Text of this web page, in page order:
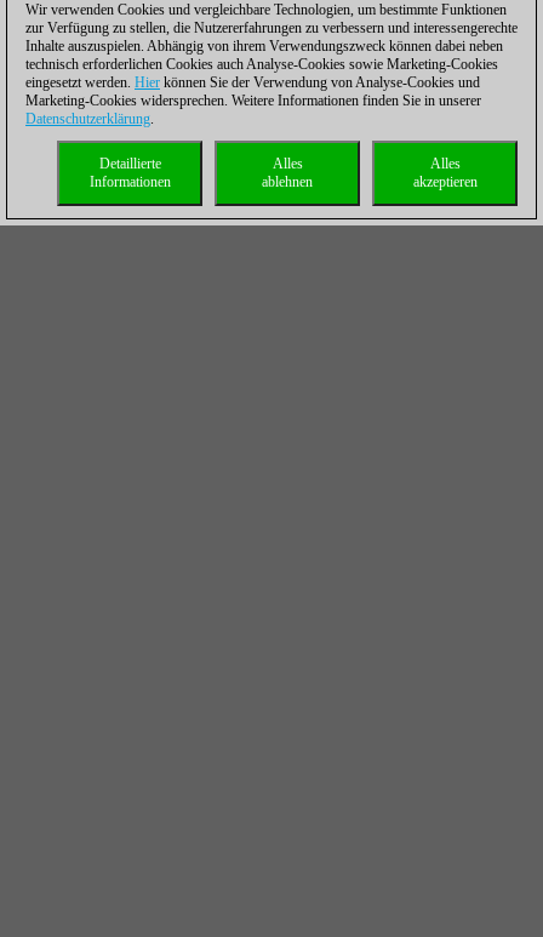
Wir verwenden Cookies und vergleichbare Technologien, um bestimmte Funktionen
zur Verfügung zu stellen, die Nutzererfahrungen zu verbessern und interessengerechte
Inhalte auszuspielen. Abhängig von ihrem Verwendungszweck können dabei neben
technisch erforderlichen Cookies auch Analyse-Cookies sowie Marketing-Cookies
eingesetzt werden. Hier können Sie der Verwendung von Analyse-Cookies und
Marketing-Cookies widersprechen. Weitere Informationen finden Sie in unserer
Datenschutzerklärung.
Alles
akzeptieren
Alles
ablehnen
Detaillierte
Informationen